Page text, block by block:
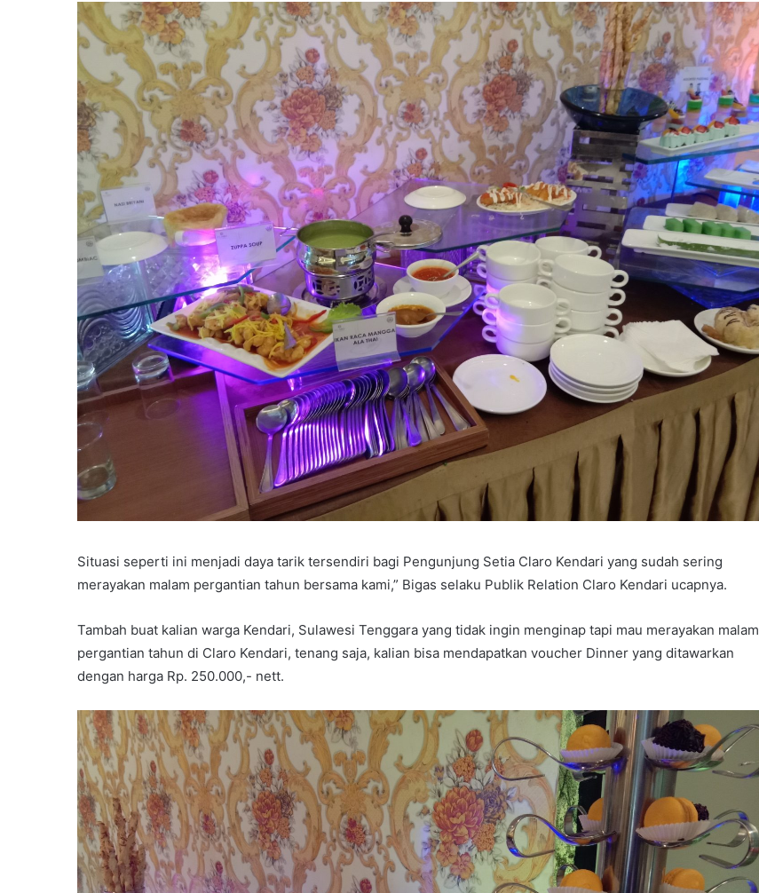
Situasi seperti ini menjadi daya tarik tersendiri bagi Pengunjung Setia Claro Kendari yang sudah sering
merayakan malam pergantian tahun bersama kami,” Bigas selaku Publik Relation Claro Kendari ucapnya.
Tambah buat kalian warga Kendari, Sulawesi Tenggara yang tidak ingin menginap tapi mau merayakan malam
pergantian tahun di Claro Kendari, tenang saja, kalian bisa mendapatkan voucher Dinner yang ditawarkan
dengan harga Rp. 250.000,- nett.